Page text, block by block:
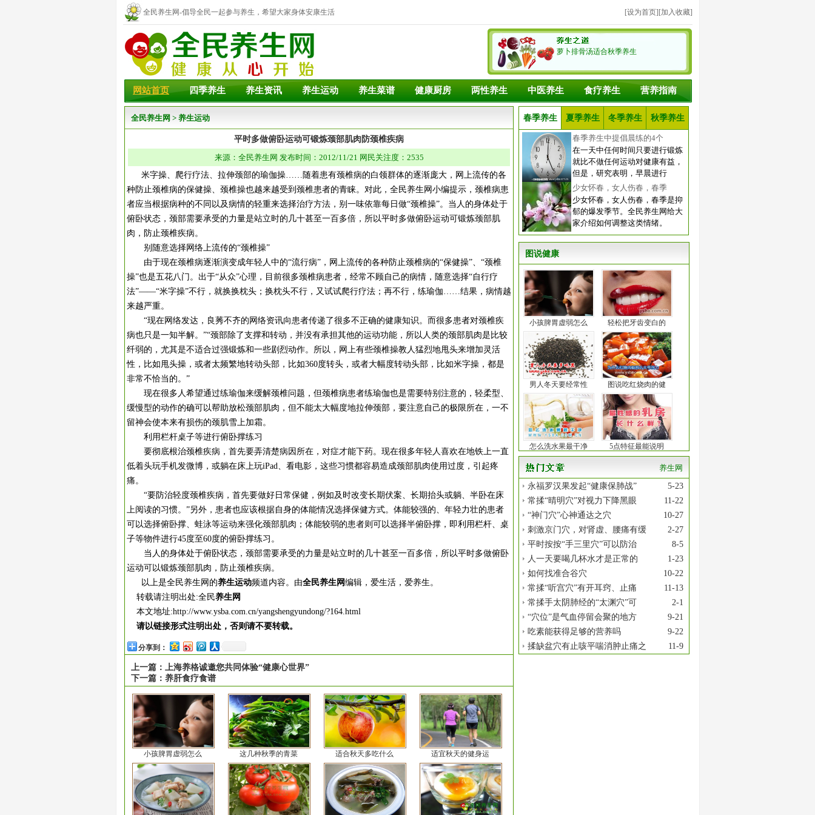
全民养生网-倡导全民一起参与养生，希望大家身体安康生活
幸福！
[设为首页][加入收藏]
萝卜排骨汤适合秋季养生
网站首页 四季养生 养生资讯 养生运动 养生菜谱 健康厨房 两性养生 中医养生 食疗养生 营养指南
全民养生网 > 养生运动
平时多做俯卧运动可锻炼颈部肌肉防颈椎疾病
来源：全民养生网 发布时间：2012/11/21 网民关注度：2535
米字操、爬行疗法、拉伸颈部的瑜伽操……随着患有颈椎病的白领群体的逐渐庞大，网上流传的各
种防止颈椎病的保健操、颈椎操也越来越受到颈椎患者的青睐。对此，全民养生网小编提示，颈椎病患
者应当根据病种的不同以及病情的轻重来选择治疗方法，别一味依靠每日做“颈椎操”。当人的身体处于
俯卧状态，颈部需要承受的力量是站立时的几十甚至一百多倍，所以平时多做俯卧运动可锻炼颈部肌
肉，防止颈椎疾病。
别随意选择网络上流传的“颈椎操”
由于现在颈椎病逐渐演变成年轻人中的“流行病”，网上流传的各种防止颈椎病的“保健操”、“颈椎
操”也是五花八门。出于“从众”心理，目前很多颈椎病患者，经常不顾自己的病情，随意选择“自行疗
法”——“米字操”不行，就换换枕头；换枕头不行，又试试爬行疗法；再不行，练瑜伽……结果，病情越
来越严重。
“现在网络发达，良莠不齐的网络资讯向患者传递了很多不正确的健康知识。而很多患者对颈椎疾
病也只是一知半解。”“颈部除了支撑和转动，并没有承担其他的运动功能，所以人类的颈部肌肉是比较
纤弱的，尤其是不适合过强锻炼和一些剧烈动作。所以，网上有些颈椎操教人猛烈地甩头来增加灵活
性，比如甩头操，或者太频繁地转动头部，比如360度转头，或者大幅度转动头部，比如米字操，都是
非常不恰当的。”
现在很多人希望通过练瑜伽来缓解颈椎问题，但颈椎病患者练瑜伽也是需要特别注意的，轻柔型、
缓慢型的动作的确可以帮助放松颈部肌肉，但不能太大幅度地拉伸颈部，要注意自己的极限所在，一不
留神会使本来有损伤的颈肌雪上加霜。
利用栏杆桌子等进行俯卧撑练习
要彻底根治颈椎疾病，首先要弄清楚病因所在，对症才能下药。现在很多年轻人喜欢在地铁上一直
低着头玩手机发微博，或躺在床上玩iPad、看电影，这些习惯都容易造成颈部肌肉使用过度，引起疼
痛。
“要防治轻度颈椎疾病，首先要做好日常保健，例如及时改变长期伏案、长期抬头或躺、半卧在床
上阅读的习惯。”另外，患者也应该根据自身的体能情况选择保健方式。体能较强的、年轻力壮的患者
可以选择俯卧撑、蛙泳等运动来强化颈部肌肉；体能较弱的患者则可以选择半俯卧撑，即利用栏杆、桌
子等物件进行45度至60度的俯卧撑练习。
当人的身体处于俯卧状态，颈部需要承受的力量是站立时的几十甚至一百多倍，所以平时多做俯卧
运动可以锻炼颈部肌肉，防止颈椎疾病。
以上是全民养生网的养生运动频道内容。由全民养生网编辑，爱生活，爱养生。
转载请注明出处:全民养生网
本文地址:http://www.ysba.com.cn/yangshengyundong/?164.html
请以链接形式注明出处，否则请不要转载。
分享到：
上一篇： 上海养格诚邀您共同体验“健康心世界”
下一篇： 养肝食疗食谱
小孩脾胃虚弱怎么 这几种秋季的青菜 适合秋天多吃什么 适宜秋天的健身运
春季养生 夏季养生 冬季养生 秋季养生
春季养生中提倡晨练的4个
在一天中任何时间只要进行锻炼
就比不做任何运动对健康有益，
但是，研究表明，早晨进行
少女怀春，女人伤春，春季
少女怀春，女人伤春，春季是抑
郁的爆发季节。全民养生网给大
家介绍如何调整这类情绪。
图说健康
小孩脾胃虚弱怎么 轻松把牙齿变白的
男人冬天要经常性 图说吃红烧肉的健
怎么洗水果最干净 5点特征最能说明
养生网
5-23
永福罗汉果发起“健康保肺战”
11-22
常揉“晴明穴”对视力下降黑眼
10-27
“神门穴”心神通达之穴
2-27
刺激京门穴，对肾虚、腰痛有缓
8-5
平时按按“手三里穴”可以防治
1-23
人一天要喝几杯水才是正常的
10-22
如何找准合谷穴
11-13
常揉“听宫穴”有开耳窍、止痛
2-1
常揉手太阴肺经的“太渊穴”可
9-21
“穴位”是气血停留会聚的地方
9-22
吃素能获得足够的营养吗
11-9
揉缺盆穴有止咳平喘消肿止痛之